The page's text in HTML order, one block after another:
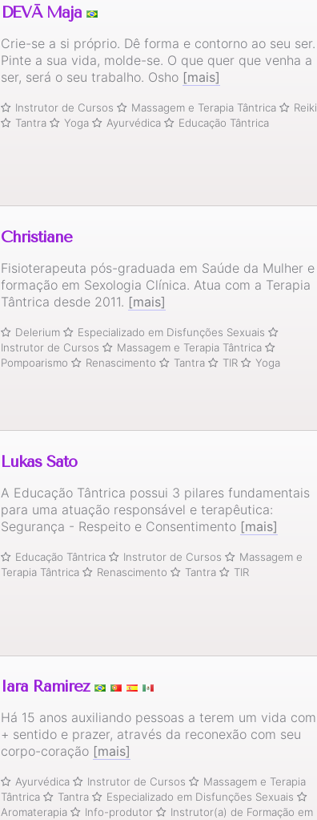
DEVĀ Mājā
Crie-se a si próprio. Dê forma e contorno ao seu ser.
Pinte a sua vida, molde-se. O que quer que venha a
ser, será o seu trabalho. Osho [mais]
Instrutor de Cursos Massagem e Terapia Tântrica
Reiki
Tantra
Yoga Ayurvédica Educação Tântrica
Christiane
Fisioterapeuta pós-graduada em Saúde da Mulher e
formação em Sexologia Clínica. Atua com a Terapia
Tântrica desde 2011. [mais]
Delerium
Especializado em Disfunções Sexuais
Instrutor de Cursos
Massagem e Terapia Tântrica
Pompoarismo
Renascimento Tantra TIR Yoga
Lukas Sato
A Educação Tântrica possui 3 pilares fundamentais
para uma atuação responsável e terapêutica:
Segurança - Respeito e Consentimento [mais]
Educação Tântrica Instrutor de Cursos
Massagem e
Terapia Tântrica
Renascimento Tantra TIR
Iara Ramirez
Há 15 anos auxiliando pessoas a terem um vida com
+ sentido e prazer, através da reconexão com seu
corpo-coração [mais]
Ayurvédica Instrutor de Cursos
Massagem e Terapia
Tântrica
Tantra
Especializado em Disfunções Sexuais
Aromaterapia
Info-produtor
Instrutor(a) de Formação em